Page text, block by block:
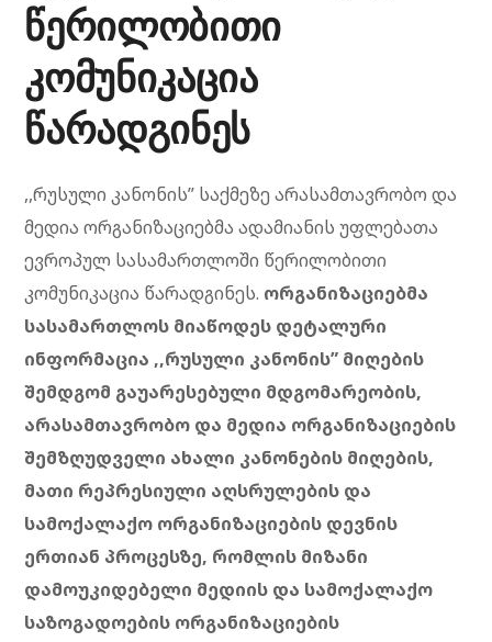
წერილობითი
კომუნიკაცია
წარადგინეს
,,რუსული კანონის” საქმეზე არასამთავრობო და
მედია ორგანიზაციებმა ადამიანის უფლებათა
ევროპულ სასამართლოში წერილობითი
კომუნიკაცია წარადგინეს. ორგანიზაციებმა
სასამართლოს მიაწოდეს დეტალური
ინფორმაცია ,,რუსული კანონის” მიღების
შემდგომ გაუარესებული მდგომარეობის,
არასამთავრობო და მედია ორგანიზაციების
შემზღუდველი ახალი კანონების მიღების,
მათი რეპრესიული აღსრულების და
სამოქალაქო ორგანიზაციების დევნის
ერთიან პროცესზე, რომლის მიზანი
დამოუკიდებელი მედიის და სამოქალაქო
საზოგადოების ორგანიზაციების